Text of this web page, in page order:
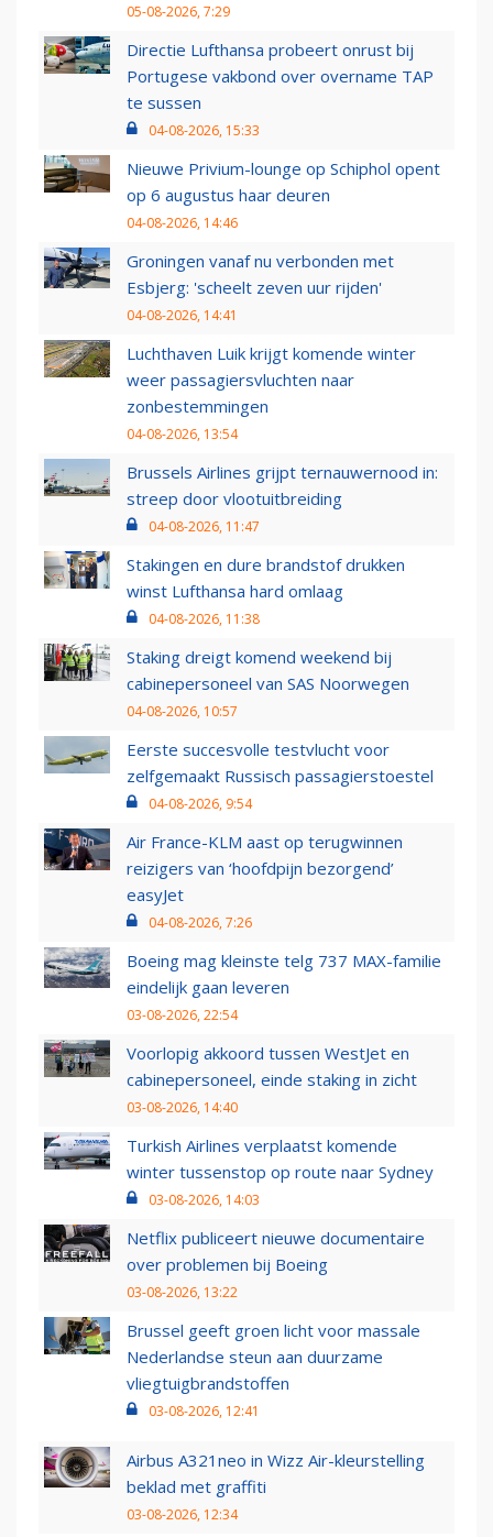
05-08-2026, 7:29
Directie Lufthansa probeert onrust bij
Portugese vakbond over overname TAP
te sussen
04-08-2026, 15:33
Nieuwe Privium-lounge op Schiphol opent
op 6 augustus haar deuren
04-08-2026, 14:46
Groningen vanaf nu verbonden met
Esbjerg: 'scheelt zeven uur rijden'
04-08-2026, 14:41
Luchthaven Luik krijgt komende winter
weer passagiersvluchten naar
zonbestemmingen
04-08-2026, 13:54
Brussels Airlines grijpt ternauwernood in:
streep door vlootuitbreiding
04-08-2026, 11:47
Stakingen en dure brandstof drukken
winst Lufthansa hard omlaag
04-08-2026, 11:38
Staking dreigt komend weekend bij
cabinepersoneel van SAS Noorwegen
04-08-2026, 10:57
Eerste succesvolle testvlucht voor
zelfgemaakt Russisch passagierstoestel
04-08-2026, 9:54
Air France-KLM aast op terugwinnen
reizigers van ‘hoofdpijn bezorgend’
easyJet
04-08-2026, 7:26
Boeing mag kleinste telg 737 MAX-familie
eindelijk gaan leveren
03-08-2026, 22:54
Voorlopig akkoord tussen WestJet en
cabinepersoneel, einde staking in zicht
03-08-2026, 14:40
Turkish Airlines verplaatst komende
winter tussenstop op route naar Sydney
03-08-2026, 14:03
Netflix publiceert nieuwe documentaire
over problemen bij Boeing
03-08-2026, 13:22
Brussel geeft groen licht voor massale
Nederlandse steun aan duurzame
vliegtuigbrandstoffen
03-08-2026, 12:41
Airbus A321neo in Wizz Air-kleurstelling
beklad met graffiti
03-08-2026, 12:34